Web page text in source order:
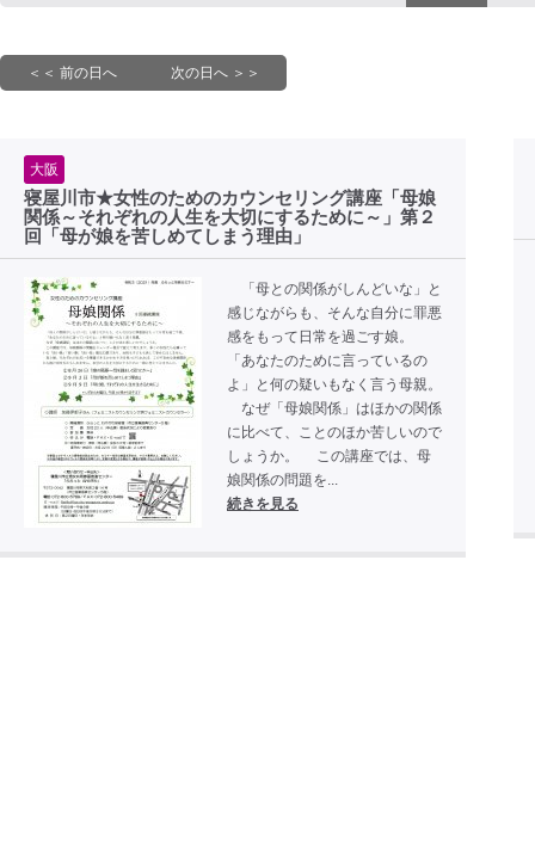
＜＜ 前の日へ 次の日へ ＞＞
大阪
寝屋川市★女性のためのカウンセリング講座「母娘
関係～それぞれの人生を大切にするために～」第２
回「母が娘を苦しめてしまう理由」
「母との関係がしんどいな」と
感じながらも、そんな自分に罪悪
感をもって日常を過ごす娘。
「あなたのために言っているの
よ」と何の疑いもなく言う母親。
なぜ「母娘関係」はほかの関係
に比べて、ことのほか苦しいので
しょうか。 この講座では、母
娘関係の問題を...
続きを見る